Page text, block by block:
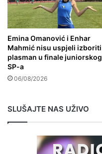
Emina Omanović i Enhar
Mahmić nisu uspjeli izboriti
plasman u finale juniorskog
SP-a
06/08/2026
SLUŠAJTE NAS UŽIVO